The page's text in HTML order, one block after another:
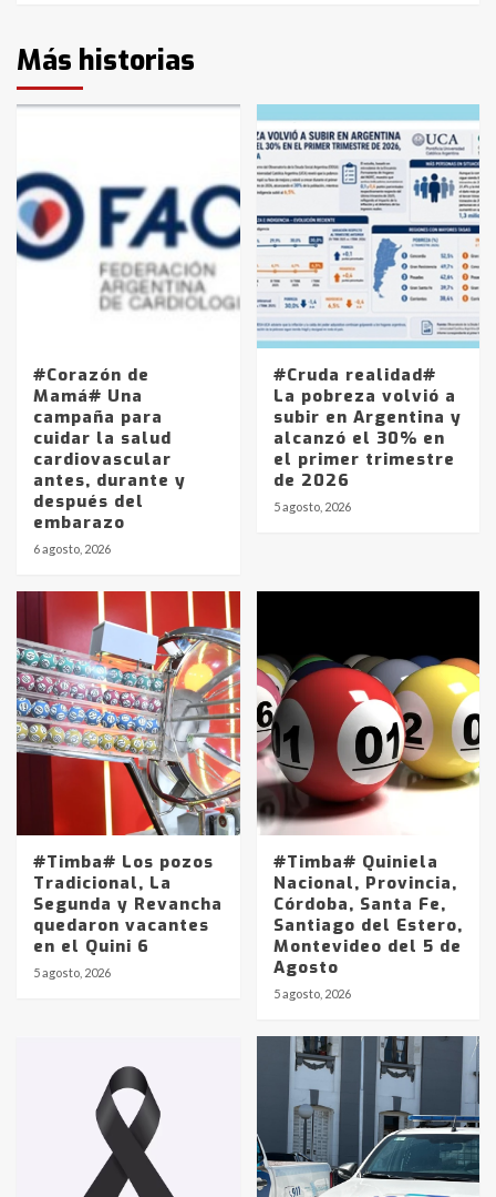
Más historias
#Corazón de
Mamá# Una
campaña para
cuidar la salud
cardiovascular
antes, durante y
después del
embarazo
6 agosto, 2026
#Cruda realidad#
La pobreza volvió a
subir en Argentina y
alcanzó el 30% en
el primer trimestre
de 2026
5 agosto, 2026
#Timba# Los pozos
Tradicional, La
Segunda y Revancha
quedaron vacantes
en el Quini 6
5 agosto, 2026
#Timba# Quiniela
Nacional, Provincia,
Córdoba, Santa Fe,
Santiago del Estero,
Montevideo del 5 de
Agosto
5 agosto, 2026
Identidad de los adolescentes
pampeanos que fueron
en la mañana del lunes
Accidente en Ruta 5: falleció un
joven de Trenque Lauquen